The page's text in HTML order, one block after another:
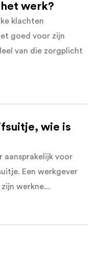
werk?
klachten
goed voor zijn
van die zorgplicht
wie is
aansprakelijk voor
Een werkgever
werkne...